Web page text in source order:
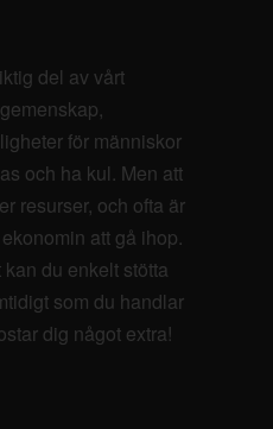
del av vårt
för människor
och ha kul. Men att
resurser, och ofta är
att gå ihop.
du enkelt stötta
som du handlar
dig något extra!